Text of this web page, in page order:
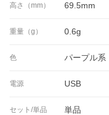
高さ（mm） 69.5mm
重量（g） 0.6g
色 パープル系
電源 USB
セット/単品 単品